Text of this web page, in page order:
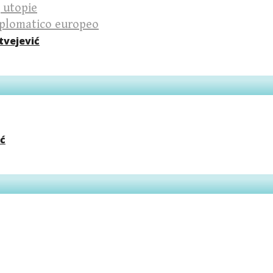
utopie
europeo